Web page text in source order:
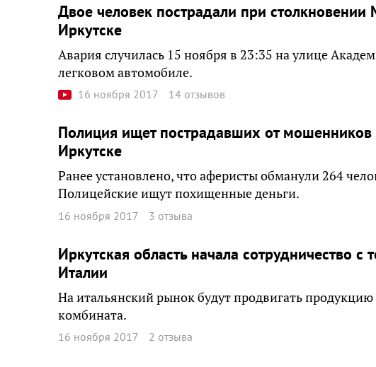
Двое человек пострадали при столкновении
Иркутске
Авария случилась 15 ноября в 23:35 на улице
легковом автомобиле.
16 ноября 2017 14 отзывов
Полиция ищет пострадавших от мошенников
Иркутске
Ранее установлено, что аферисты обманули 264
Полицейские ищут похищенные деньги.
16 ноября 2017 3 отзыва
Иркутская область начала сотрудничество
Италии
На итальянский рынок будут продвигать
комбината.
16 ноября 2017 2 отзыва